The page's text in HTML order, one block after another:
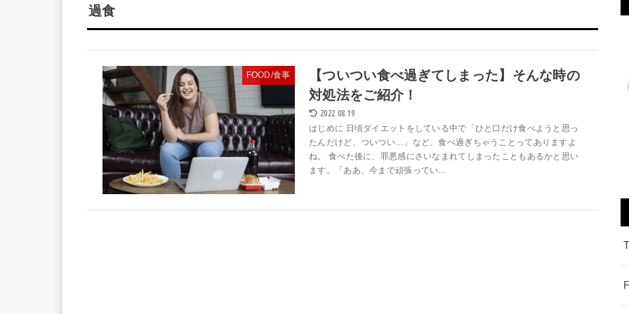
過食
FOOD/食事
【ついつい食べ過ぎてしまった】そんな時の
対処法をご紹介！
2022.08.19
はじめに 日頃ダイエットをしている中で「ひと口だけ食べようと思っ
たんだけど、ついつい…」など、食べ過ぎちゃうことってありますよ
ね。 食べた後に、罪悪感にさいなまれてしまったこともあるかと思い
ます。「ああ、今まで頑張ってい...